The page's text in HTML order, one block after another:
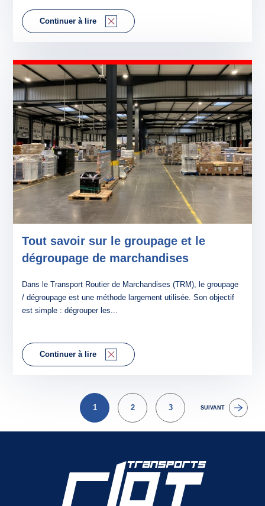
CONTACT
2 AGENCES
ESPACE CLIENT
Continuer à lire
Tout savoir sur le groupage et le
dégroupage de marchandises
Dans le Transport Routier de Marchandises (TRM), le groupage
/ dégroupage est une méthode largement utilisée. Son objectif
est simple : dégrouper les...
Continuer à lire
1 2 3 SUIVANT